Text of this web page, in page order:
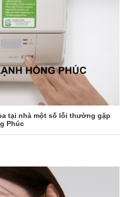
tại nhà một số lỗi thường gặp
Phúc